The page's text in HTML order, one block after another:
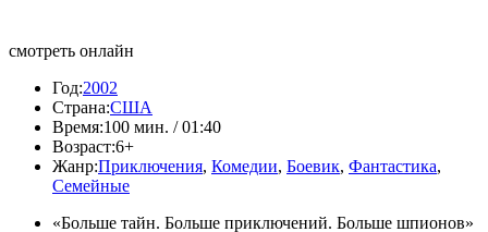
смотреть онлайн
Год:2002
Страна:США
Время:100 мин. / 01:40
Возраст:6+
Жанр:Приключения, Комедии, Боевик, Фантастика,
Семейные
«Больше тайн. Больше приключений. Больше шпионов»